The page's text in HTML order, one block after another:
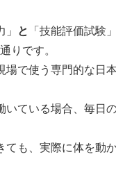
と
「技能評価試験
りです。
場で使う専門的な日
いている場合、毎日
ても、実際に体を動